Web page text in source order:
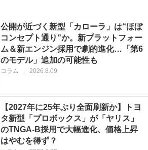
公開が近づく新型「カローラ」は“ほぼ
コンセプト通り”か。新プラットフォー
ム＆新エンジン採用で劇的進化…「第6
のモデル」追加の可能性も
コラム | 2026.8.09
【2027年に25年ぶり全面刷新か】トヨ
タ新型「プロボックス」が「ヤリス」
のTNGA-B採用で大幅進化、価格上昇
はやむを得ず？